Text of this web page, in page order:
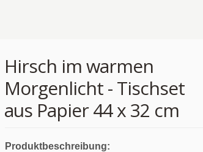
Hirsch im warmen
Morgenlicht - Tischset
aus Papier 44 x 32 cm
Produktbeschreibung: